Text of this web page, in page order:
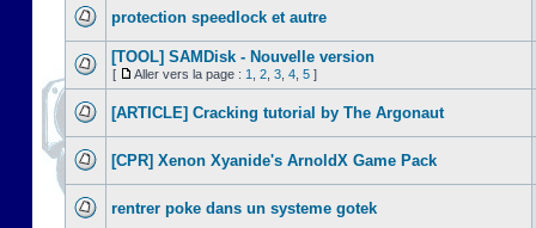
protection speedlock et autre
[TOOL] SAMDisk - Nouvelle version
[ Aller vers la page : 1 2 3 4 5 ]
[ARTICLE] Cracking tutorial by The Argonaut
[CPR] Xenon Xyanide's ArnoldX Game Pack
rentrer poke dans un systeme gotek